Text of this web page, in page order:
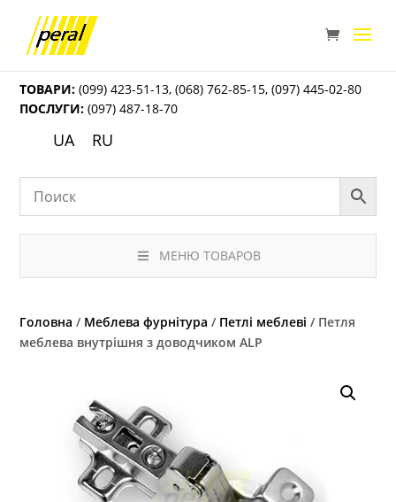
ТОВАРИ: (099) 423-51-13,(068) 762-85-15,(097) 445-02-80
ПОСЛУГИ: (097) 487-18-70
UA RU
МЕНЮ ТОВАРОВ
Головна / Меблева фурнітура / Петлі меблеві / Петля
меблева внутрішня з доводчиком ALP